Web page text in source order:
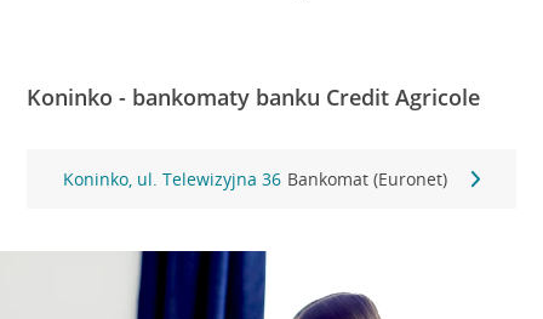
Koninko - bankomaty banku Credit Agricole
Koninko, ul. Telewizyjna 36 Bankomat (Euronet)